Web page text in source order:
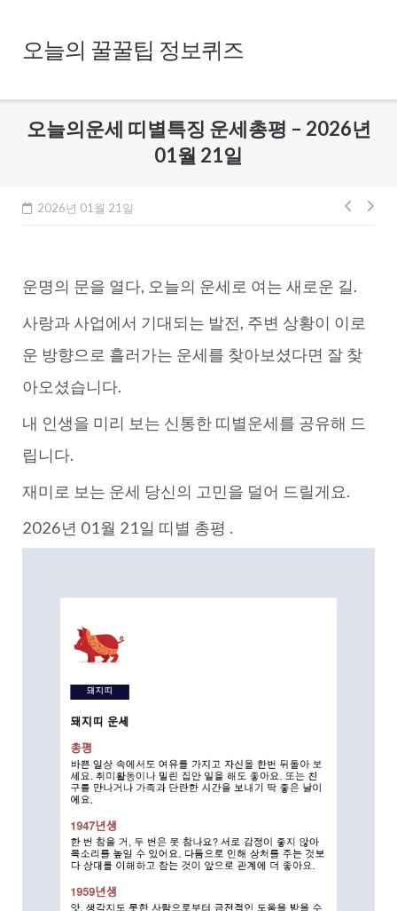
content오늘의 꿀꿀팁 정보퀴즈
오늘의운세 띠별특징 운세총평 – 2026년
01월 21일
2026년 01월 21일
글
게
이
운명의 문을 열다, 오늘의 운세로 여는 새로운 길.
사랑과 사업에서 기대되는 발전, 주변 상황이 이로
운 방향으로 흘러가는 운세를 찾아보셨다면 잘 찾
아오셨습니다.
내 인생을 미리 보는 신통한 띠별운세를 공유해 드
립니다.
재미로 보는 운세 당신의 고민을 덜어 드릴게요.
2026년 01월 21일 띠별 총평 .